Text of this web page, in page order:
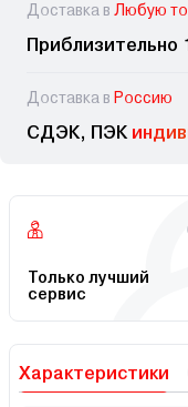
Доставка в Любую
Приблизительно
Доставка в Россию
СДЭК, ПЭК
Только лучший
сервис
Характеристики